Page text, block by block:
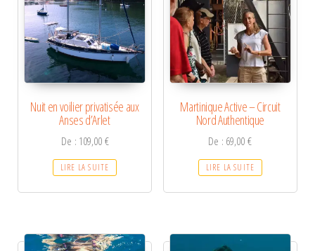
Nuit en voilier privatisée aux
Anses d’Arlet
De : 109,00€
LIRE LA SUITE
Martinique Active – Circuit
Nord Authentique
De : 69,00€
LIRE LA SUITE